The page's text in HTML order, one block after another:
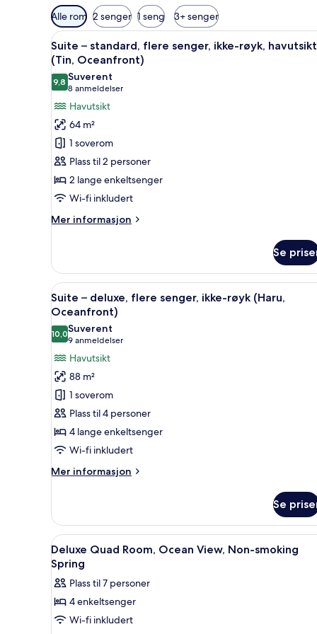
Tilgjengelige
filtre
for
rom
Alle rom 2 senger 1 seng 3+ senger
Åpne
alle
bildene
av
Suite
–
standard,
flere
senger,
ikke-
røyk,
havutsikt
Suite – standard, flere
11
Suite – standard, flere senger, ikke-røyk, havutsikt
(Tin, Oceanfront)
9,89,8 av 10
Suverent
8 anmeldelser
(8
anmeldelser)
Havutsikt
64 m²
1 soverom
Plass til 2 personer
2 lange enkeltsenger
Wi-fi inkludert
Mer informasjon
Mer
–
standard,
flere
senger,
røyk,
havutsikt
(Tin,
Oceanfront)
Se
Åpne
alle
bildene
av
Suite
–
deluxe,
flere
senger,
ikke-
røyk
(Haru,
Suite – deluxe, flere senger,
11
Suite – deluxe, flere senger, ikke-røyk (Haru,
Oceanfront)
10,010,0 av 10
Suverent
9 anmeldelser
(9
anmeldelser)
Havutsikt
88 m²
1 soverom
Plass til 4 personer
4 lange enkeltsenger
Wi-fi inkludert
Mer informasjon
Mer
–
deluxe,
flere
senger,
ikke-
røyk
(Haru,
Se
Åpne
alle
bildene
av
Deluxe
Quad
Spiseområde | Frokost og
1
Deluxe Quad Room, Ocean View, Non-smoking
Spring
Plass til 7 personer
4 enkeltsenger
Wi-fi inkludert